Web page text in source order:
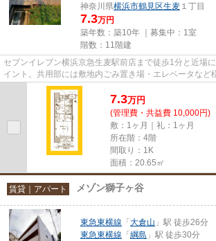
神奈川県横浜市鶴見区生麦 １丁目
7.3万円
築年数：築10年 ｜募集中： 1室
階数：11階建
セブンイレブン横浜京急生麦駅前店まで徒歩1分と近場
イント。共用部には敷地内ごみ置き場・エレベータなど
揃っているので便利です。陽当...
7.3万円
(管理費・共益費 10,000円)
敷：1ヶ月｜礼：1ヶ月
所在階：4階
間取り：1K
面積：20.65㎡
賃貸｜アパート メゾン獅子ヶ谷
東急東横線 「 大倉山 」駅 徒歩26分
東急東横線 「 綱島 」駅 徒歩30分